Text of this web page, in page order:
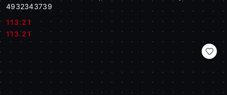
4932343739
Cena:
113.21
Cena:
113.21